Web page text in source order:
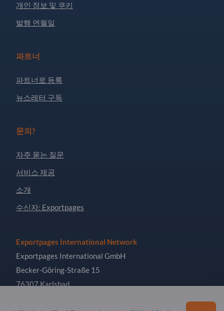
개인 정보 및 쿠키
발행 연월일
파트너
파트너로 등록
뉴스레터 구독
문의?
자주 묻는 질문
서비스 제공
소개
수신자: Exportpages
Exportpages International Network
Exportpages International GmbH
Becker-Göring-Straße 15
76307 Karlsbad